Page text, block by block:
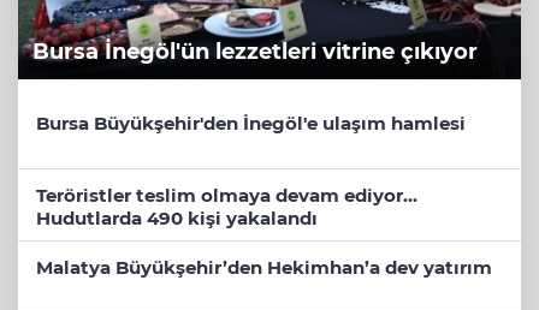
Bursa İnegöl'ün lezzetleri vitrine çıkıyor
Bursa Büyükşehir'den İnegöl'e ulaşım hamlesi
Teröristler teslim olmaya devam ediyor...
Hudutlarda 490 kişi yakalandı
Malatya Büyükşehir’den Hekimhan’a dev yatırım